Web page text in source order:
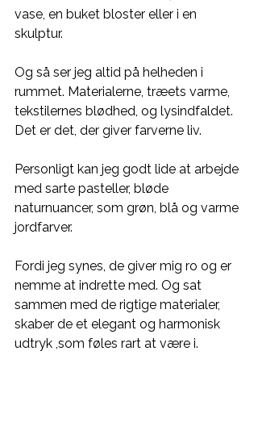
vase, en buket bloster eller i en
skulptur.
Og så ser jeg altid på helheden i
rummet. Materialerne, træets varme,
tekstilernes blødhed, og lysindfaldet.
Det er det, der giver farverne liv.
Personligt kan jeg godt lide at arbejde
med sarte pasteller, bløde
naturnuancer, som grøn, blå og varme
jordfarver.
Fordi jeg synes, de giver mig ro og er
nemme at indrette med. Og sat
sammen med de rigtige materialer,
skaber de et elegant og harmonisk
udtryk ,som føles rart at være i.